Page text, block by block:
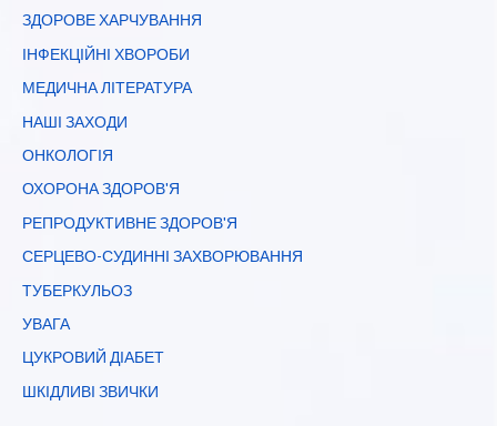
ЗДОРОВЕ ХАРЧУВАННЯ
ІНФЕКЦІЙНІ ХВОРОБИ
МЕДИЧНА ЛІТЕРАТУРА
НАШІ ЗАХОДИ
ОНКОЛОГІЯ
ОХОРОНА ЗДОРОВ'Я
РЕПРОДУКТИВНЕ ЗДОРОВ'Я
СЕРЦЕВО-СУДИННІ ЗАХВОРЮВАННЯ
ТУБЕРКУЛЬОЗ
УВАГА
ЦУКРОВИЙ ДІАБЕТ
ШКІДЛИВІ ЗВИЧКИ